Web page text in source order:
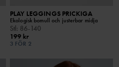
PLAY LEGGINGS PRICKIGA
Ekologisk bomull och justerbar midja
Stl: 86-140
199 kr
3 FÖR 2